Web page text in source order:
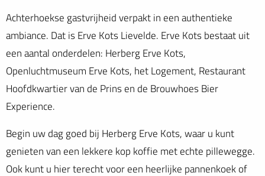
Achterhoekse gastvrijheid verpakt in een authentieke
ambiance. Dat is Erve Kots Lievelde. Erve Kots bestaat uit
een aantal onderdelen: Herberg Erve Kots,
Openluchtmuseum Erve Kots, het Logement, Restaurant
Hoofdkwartier van de Prins en de Brouwhoes Bier
Experience.
Begin uw dag goed bij Herberg Erve Kots, waar u kunt
genieten van een lekkere kop koffie met echte pillewegge.
Ook kunt u hier terecht voor een heerlijke pannenkoek of